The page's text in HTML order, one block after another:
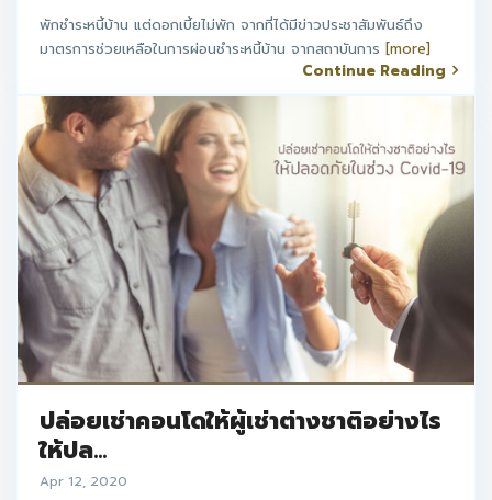
พักชำระหนี้บ้าน แต่ดอกเบี้ยไม่พัก จากที่ได้มีข่าวประชาสัมพันธ์ถึง
มาตรการช่วยเหลือในการผ่อนชำระหนี้บ้าน จากสถาบันการ [more]
Continue Reading
ปล่อยเช่าคอนโดให้ผู้เช่าต่างชาติอย่างไร
ให้ปล...
Apr 12, 2020